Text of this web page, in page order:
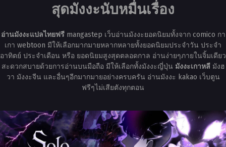
สุดมังงะนับหมื่นเรื่อง
อ่านมังงะแปลไทยฟรีmangastep เว็บอ่านมังงะยอดนิยมทั้งจาก comico กา
เกา webtoon มีให้เลือกมากมายหลากหลายทั้งยอดนิยมประจำวัน ประจำ
อาทิตย์ ประจำเดือน หรือ ยอดนิยมสูงสุดตลอดกาล อ่านง่ายๆภายในจิ้มเดียว
สะดวกสบายด้วยการอ่านบนมือถือ มีให้เลือกทั้งมังงะญี่ปุ่น มังงะเกาหลีมังฮ
วา มังงะจีน และอื่นๆอีกมากมายอย่างครบครัน อ่านมังงะ kakao เว็บตูน
ฟรีๆไม่เสียตังทุกตอน